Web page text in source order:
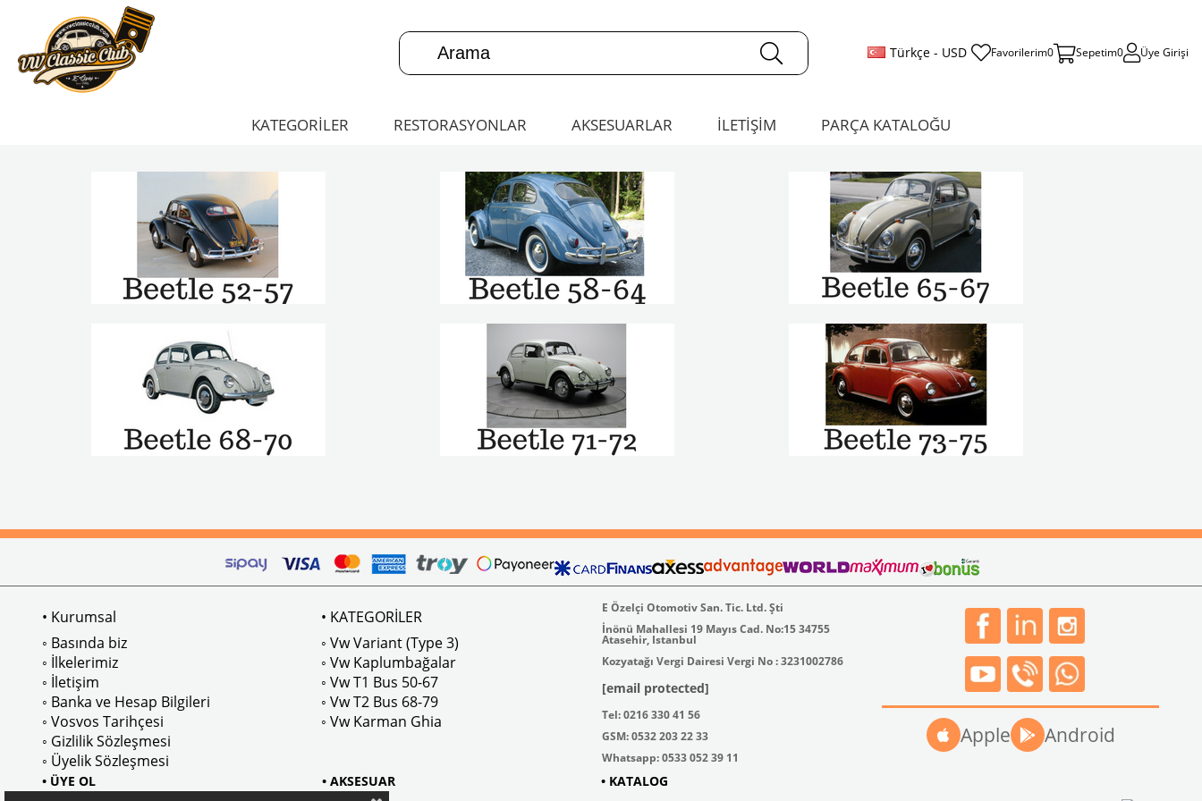
Türkçe - USD Favorilerim0 Sepetim0 Üye Girişi
KATEGORİLER RESTORASYONLAR AKSESUARLAR İLETİŞİM PARÇA KATALOĞU
• Kurumsal
◦ Basında biz
◦ İlkelerimiz
◦ İletişim
◦ Banka ve Hesap Bilgileri
◦ Vosvos Tarihçesi
◦ Gizlilik Sözleşmesi
◦ Üyelik Sözleşmesi
• KATEGORİLER
◦ Vw Variant (Type 3)
◦ Vw Kaplumbağalar
◦ Vw T1 Bus 50-67
◦ Vw T2 Bus 68-79
◦ Vw Karman Ghia
E Özelçi Otomotiv San. Tic. Ltd. Şti
İnönü Mahallesi 19 Mayıs Cad. No:15 34755
Atasehir, Istanbul
Kozyatağı Vergi Dairesi Vergi No : 3231002786
[email protected]
Tel: 0216 330 41 56
GSM: 0532 203 22 33
Whatsapp: 0533 052 39 11
Apple Android
• ÜYE OL • AKSESUAR • KATALOG